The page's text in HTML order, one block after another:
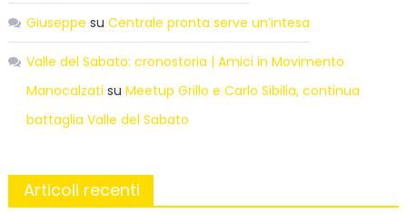
Giuseppe su Centrale pronta serve un’intesa
Valle del Sabato: cronostoria | Amici in Movimento
Manocalzati su Meetup Grillo e Carlo Sibilia, continua
battaglia Valle del Sabato
Articoli recenti